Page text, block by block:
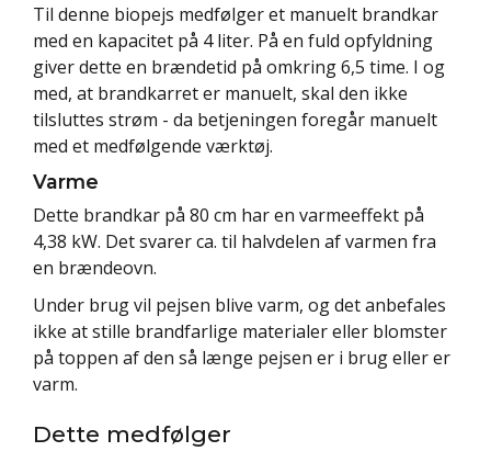
Til denne biopejs medfølger et manuelt brandkar
med en kapacitet på 4 liter. På en fuld opfyldning
giver dette en brændetid på omkring 6,5 time. I og
med, at brandkarret er manuelt, skal den ikke
tilsluttes strøm - da betjeningen foregår manuelt
med et medfølgende værktøj.
Varme
Dette brandkar på 80 cm har en varmeeffekt på
4,38 kW. Det svarer ca. til halvdelen af varmen fra
en brændeovn.
Under brug vil pejsen blive varm, og det anbefales
ikke at stille brandfarlige materialer eller blomster
på toppen af den så længe pejsen er i brug eller er
varm.
Dette medfølger